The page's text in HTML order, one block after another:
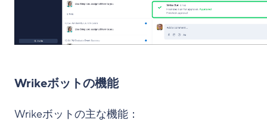
Wrikeボットの機能
Wrikeボットの主な機能：